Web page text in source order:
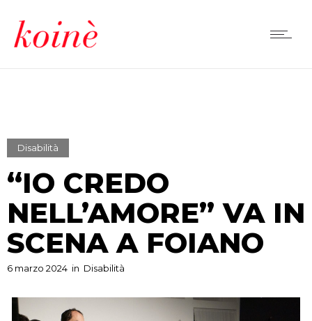
Disabilità
“IO CREDO
NELL’AMORE” VA IN
SCENA A FOIANO
6 marzo 2024 in Disabilità